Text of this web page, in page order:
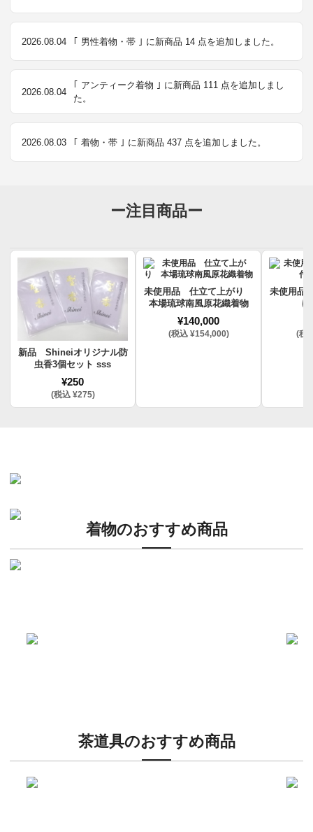
2026.08.04 ｢ 男性着物・帯 ｣ に新商品 14 点を追加しました。
2026.08.04
｢ アンティーク着物 ｣ に新商品 111 点を追加しまし
た。
2026.08.03 ｢ 着物・帯 ｣ に新商品 437 点を追加しました。
ー注目商品ー
新品 Shineiオリジナル防
虫香3個セット sss
¥250
(税込 ¥275)
未使用品 仕立て上がり
本場琉球南風原花織着物
¥140,000
(税込 ¥154,000)
未使用品
(税
着物のおすすめ商品
茶道具のおすすめ商品